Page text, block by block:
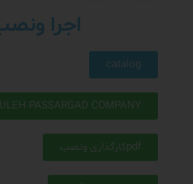
اجرا
catalog
PASSARGAD COMPANY
pdfکارگذاری ونصب